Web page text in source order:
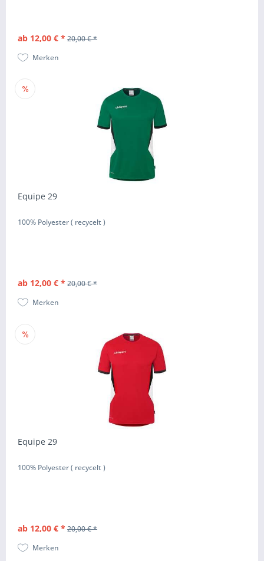
ab 12,00 € * 20,00 € *
Merken
Equipe 29
100% Polyester ( recycelt )
ab 12,00 € * 20,00 € *
Merken
Equipe 29
100% Polyester ( recycelt )
ab 12,00 € * 20,00 € *
Merken